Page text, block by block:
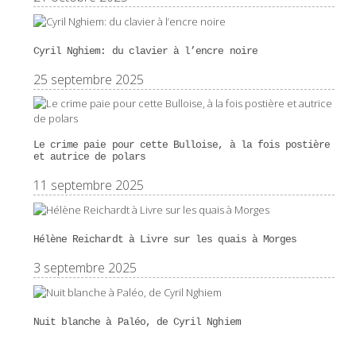
Cyril Nghiem: du clavier à l’encre noire
25 septembre 2025
Le crime paie pour cette Bulloise, à la fois postière
et autrice de polars
11 septembre 2025
Hélène Reichardt à Livre sur les quais à Morges
3 septembre 2025
Nuit blanche à Paléo, de Cyril Nghiem